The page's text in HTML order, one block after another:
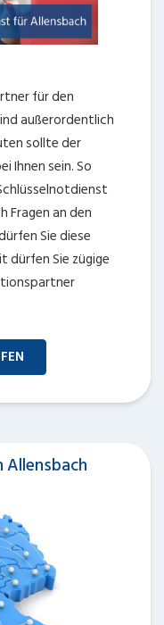
für den
außerordentlich
sollte der
Ihnen sein. So
Fragen an den
Sie diese
dürfen Sie zügige